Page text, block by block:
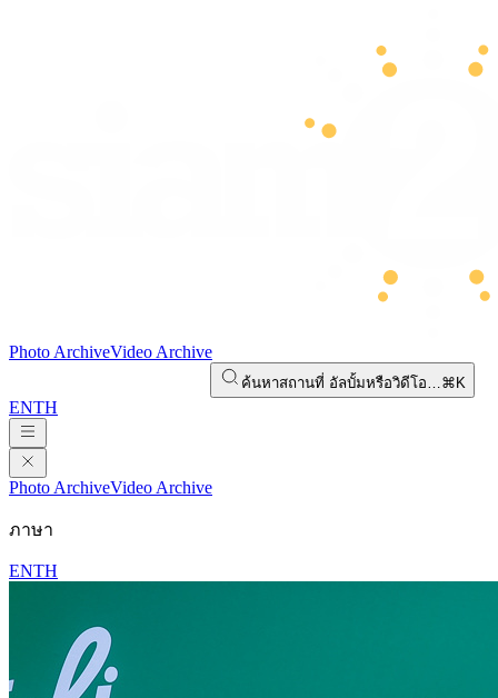
Photo ArchiveVideo Archive
ค้นหาสถานที่ อัลบั้มหรือวิดีโอ…⌘K
ENTH
Photo ArchiveVideo Archive
ภาษา
ENTH